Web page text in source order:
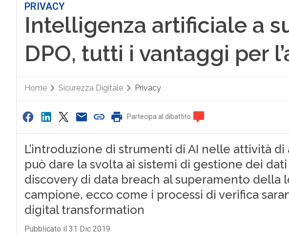
PRIVACY
Intelligenza artificiale a
DPO, tutti i vantaggi per
Home Sicurezza Digitale Privacy
Partecipa al dibattito
L’introduzione di strumenti di AI nelle attività di
può dare la svolta ai sistemi di gestione dei
discovery di data breach al superamento della
campione, ecco come i processi di verifica
digital transformation
Pubblicato il 31 Dic 2019